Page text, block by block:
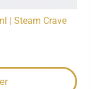
| Steam Crave